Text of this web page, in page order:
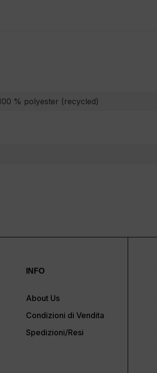
% polyester (recycled)
INFO
About Us
Condizioni di Vendita
Spedizioni/Resi